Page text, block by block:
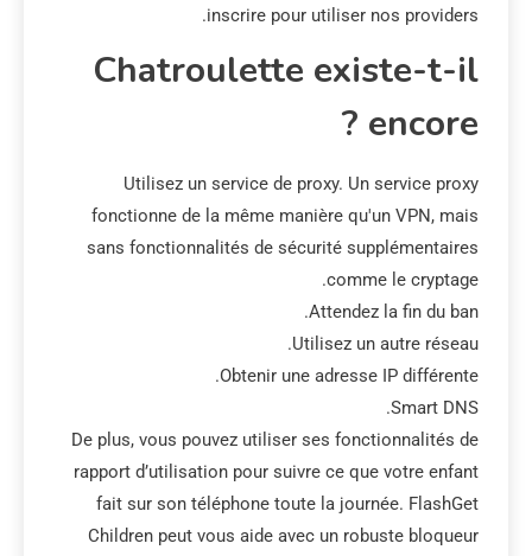
inscrire pour utiliser nos providers.
Chatroulette existe-t-il
encore ?
Utilisez un service de proxy. Un service proxy
fonctionne de la même manière qu'un VPN, mais
sans fonctionnalités de sécurité supplémentaires
comme le cryptage.
Attendez la fin du ban.
Utilisez un autre réseau.
Obtenir une adresse IP différente.
Smart DNS.
De plus, vous pouvez utiliser ses fonctionnalités de
rapport d’utilisation pour suivre ce que votre enfant
fait sur son téléphone toute la journée. FlashGet
Children peut vous aide avec un robuste bloqueur